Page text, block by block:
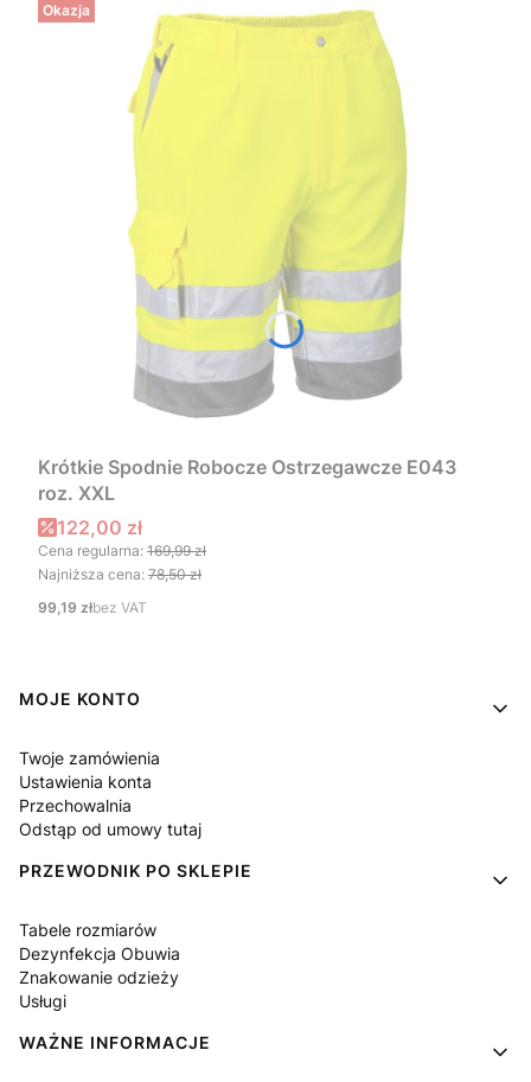
Okazja
Krótkie Spodnie Robocze Ostrzegawcze E043
roz. XXL
Cena promocyjna
122,00 zł
Cena regularna: 169,99 zł
Najniższa cena: 78,50 zł
Cena
99,19 złbez VAT
Linki w stopce
MOJE KONTO
Twoje zamówienia
Ustawienia konta
Przechowalnia
Odstąp od umowy tutaj
PRZEWODNIK PO SKLEPIE
Tabele rozmiarów
Dezynfekcja Obuwia
Znakowanie odzieży
Usługi
WAŻNE INFORMACJE